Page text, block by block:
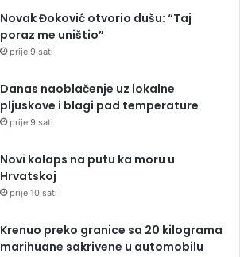
Novak Đoković otvorio dušu: “Taj
poraz me uništio”
prije 9 sati
Danas naoblačenje uz lokalne
pljuskove i blagi pad temperature
prije 9 sati
Novi kolaps na putu ka moru u
Hrvatskoj
prije 10 sati
Krenuo preko granice sa 20 kilograma
marihuane sakrivene u automobilu